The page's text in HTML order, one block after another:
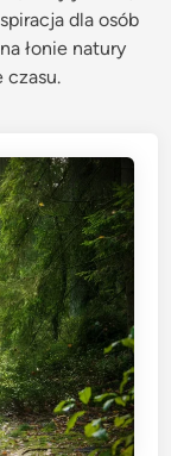
dla osób
łonie natury
czasu.